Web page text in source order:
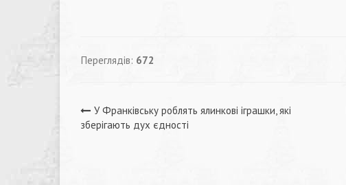
Переглядів: 672
Навігація
У Франківську роблять ялинкові іграшки, які
зберігають дух єдності